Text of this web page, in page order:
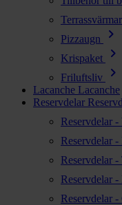
Pizzaugn chevron_right
Krispaket chevron_right
Friluftsliv chevron_right
Lacanche Lacanche
Reservdelar
Reservdelar
Reservdelar
Reservdelar -
Reservdelar -
Reservdelar